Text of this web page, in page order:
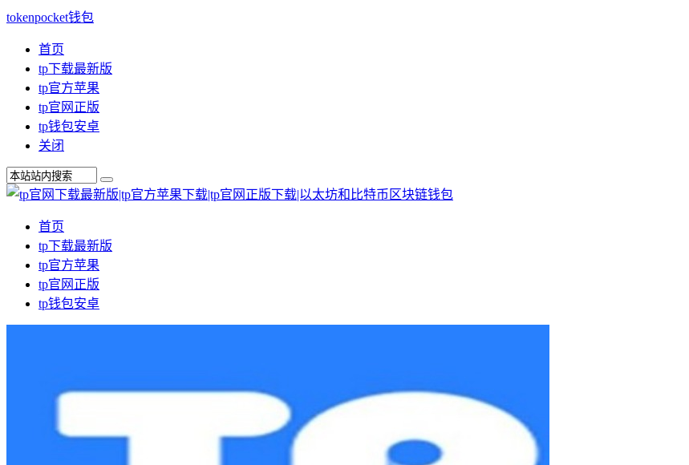
tokenpocket钱包
首页
tp下载最新版
tp官方苹果
tp官网正版
tp钱包安卓
关闭
首页
tp下载最新版
tp官方苹果
tp官网正版
tp钱包安卓